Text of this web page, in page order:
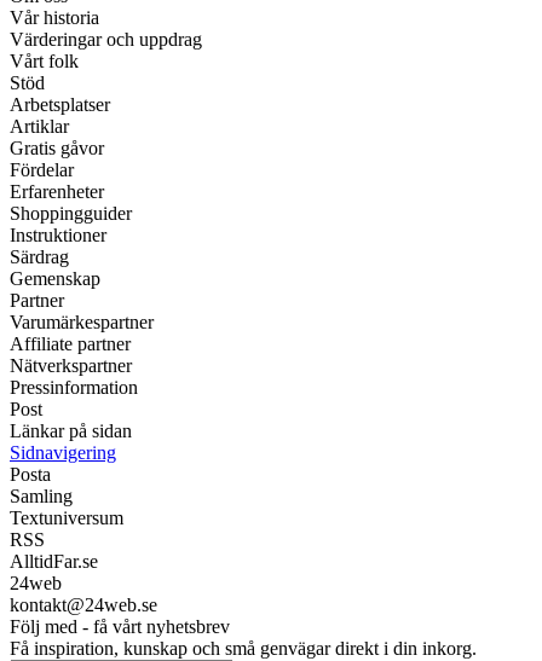
Vår historia
Värderingar och uppdrag
Vårt folk
Stöd
Arbetsplatser
Artiklar
Gratis gåvor
Fördelar
Erfarenheter
Shoppingguider
Instruktioner
Särdrag
Gemenskap
Partner
Varumärkespartner
Affiliate partner
Nätverkspartner
Pressinformation
Post
Länkar på sidan
Sidnavigering
Posta
Samling
Textuniversum
RSS
AlltidFar.se
24web
kontakt@24web.se
Följ med - få vårt nyhetsbrev
Få inspiration, kunskap och små genvägar direkt i din inkorg.